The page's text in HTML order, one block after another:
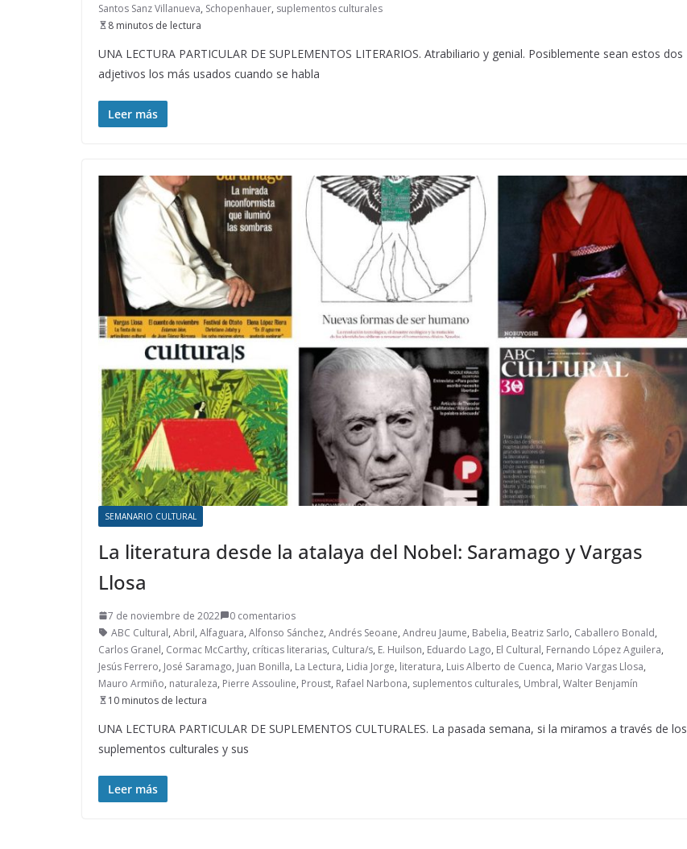
Santos Sanz Villanueva, Schopenhauer, suplementos culturales
8 minutos de lectura
UNA LECTURA PARTICULAR DE SUPLEMENTOS LITERARIOS. Atrabiliario y genial. Posiblemente sean estos dos
adjetivos los más usados cuando se habla
Leer más
SEMANARIO CULTURAL
La literatura desde la atalaya del Nobel: Saramago y Vargas
Llosa
7 de noviembre de 2022
0 comentarios
ABC Cultural, Abril, Alfaguara, Alfonso Sánchez, Andrés Seoane, Andreu Jaume, Babelia, Beatriz Sarlo, Caballero Bonald,
Carlos Granel, Cormac McCarthy, críticas literarias, Cultura/s, E. Huilson, Eduardo Lago, El Cultural, Fernando López Aguilera,
Jesús Ferrero, José Saramago, Juan Bonilla, La Lectura, Lidia Jorge, literatura, Luis Alberto de Cuenca, Mario Vargas Llosa,
Mauro Armiño, naturaleza, Pierre Assouline, Proust, Rafael Narbona, suplementos culturales, Umbral, Walter Benjamín
10 minutos de lectura
UNA LECTURA PARTICULAR DE SUPLEMENTOS CULTURALES. La pasada semana, si la miramos a través de los
suplementos culturales y sus
Leer más